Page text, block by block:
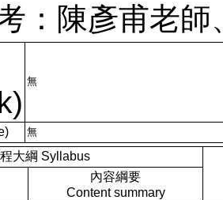
：陳彥甫老師
無
無
大綱 Syllabus
內容綱要
Content summary